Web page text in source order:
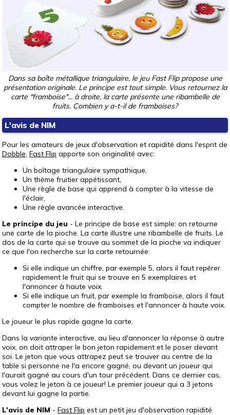
Dans sa boîte métallique triangulaire, le jeu Fast Flip propose une
présentation originale. Le principe est tout simple. Vous retournez la
carte "framboise"... à droite, la carte présente une ribambelle de
fruits. Combien y a-t-il de framboises?
L'avis de NIM
Pour les amateurs de jeux d'observation et rapidité dans l'esprit de
Dobble, Fast Flip apporte son originalité avec:
Un boîtage triangulaire sympathique,
Un thème fruitier appétissant,
Une règle de base qui apprend à compter à la vitesse de
l'éclair,
Une règle avancée interactive.
Le principe du jeu - Le principe de base est simple: on retourne
une carte de la pioche. La carte illustre une ribambelle de fruits. Le
dos de la carte qui se trouve au sommet de la pioche va indiquer
ce que l'on recherche sur la carte retournée:
Si elle indique un chiffre, par exemple 5, alors il faut repérer
rapidement le fruit qui se trouve en 5 exemplaires et
l'annoncer à haute voix.
Si elle indique un fruit, par exemple la framboise, alors il faut
compter le nombre de framboises et l'annoncer à haute voix.
Le joueur le plus rapide gagne la carte.
Dans la variante interactive, au lieu d'annoncer la réponse à autre
voix, on doit attraper le bon jeton rapidement et le poser devant
soi. Le jeton que vous attrapez peut se trouver au centre de la
table si personne ne l'a encore gagné, ou devant un joueur qui
l'aurait gagné au cours d'un tour précédent. Dans ce dernier cas,
vous volez le jeton à ce joueur! Le premier joueur qui a 3 jetons
devant lui gagne la partie.
L'avis de NIM - Fast Flip est un petit jeu d'observation rapidité